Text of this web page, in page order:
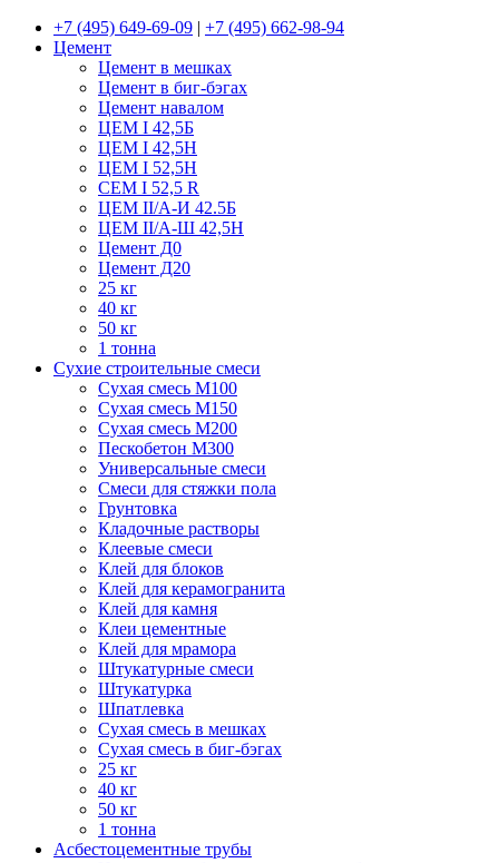
+7 (495) 649-69-09 | +7 (495) 662-98-94
Цемент
Цемент в мешках
Цемент в биг-бэгах
Цемент навалом
ЦЕМ I 42,5Б
ЦЕМ I 42,5Н
ЦЕМ I 52,5Н
CEM I 52,5 R
ЦЕМ II/А-И 42.5Б
ЦЕМ II/А-Ш 42,5Н
Цемент Д0
Цемент Д20
25 кг
40 кг
50 кг
1 тонна
Сухие строительные смеси
Сухая смесь М100
Сухая смесь М150
Сухая смесь М200
Пескобетон М300
Универсальные смеси
Смеси для стяжки пола
Грунтовка
Кладочные растворы
Клеевые смеси
Клей для блоков
Клей для керамогранита
Клей для камня
Клеи цементные
Клей для мрамора
Штукатурные смеси
Штукатурка
Шпатлевка
Сухая смесь в мешках
Сухая смесь в биг-бэгах
25 кг
40 кг
50 кг
1 тонна
Асбестоцементные трубы